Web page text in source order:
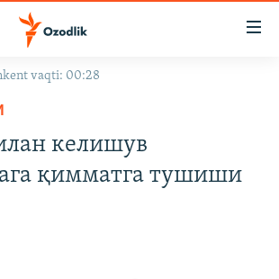
vaqti: 00:28
келишув
қимматга тушиши